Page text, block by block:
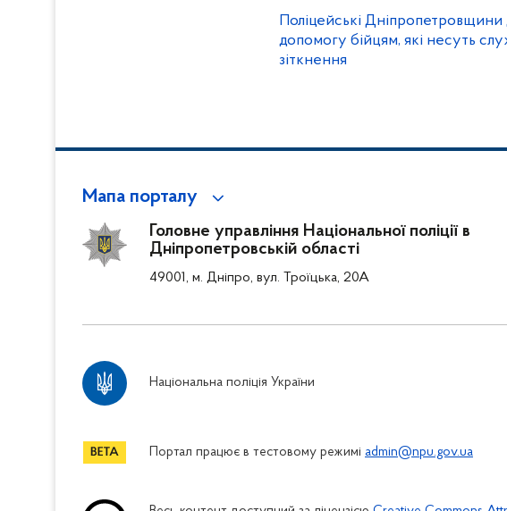
Поліцейські Дніпропетровщини доправили
допомогу бійцям, які несуть
зіткнення
Мапа порталу
Головне управління Національної поліції в
Дніпропетровській області
49001, м. Дніпро, вул. Троїцька, 20А
Національна поліція України
Портал працює в тестовому режимі admin@npu.gov.ua